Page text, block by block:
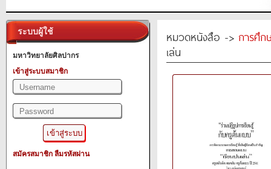
ระบบผู้ใช้
มหาวิทยาลัยศิลปากร
เข้าสู่ระบบสมาชิก
สมัครสมาชิก ลืมรหัสผ่าน
หมวดหนังสือ -> การศึก
เล่น